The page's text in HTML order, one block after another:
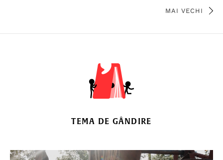
MAI VECHI
TEMA DE GÂNDIRE